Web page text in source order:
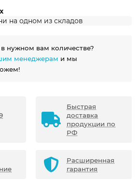
на одном из складов
в нужном вам количестве?
менеджерам и мы
Быстрая
доставка
продукции по
РФ
Расширенная
гарантия